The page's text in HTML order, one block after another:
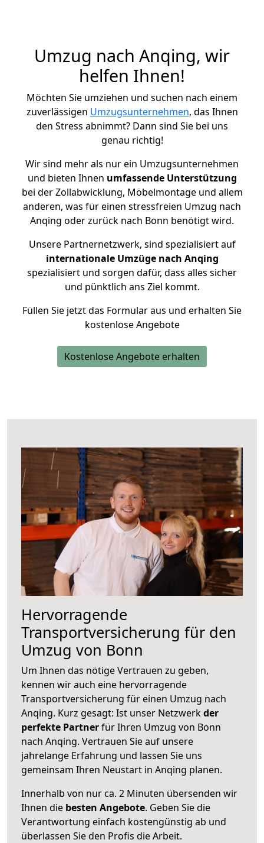
Umzug nach Anqing, wir
helfen Ihnen!
Möchten Sie umziehen und suchen nach einem
zuverlässigen Umzugsunternehmen, das Ihnen
den Stress abnimmt? Dann sind Sie bei uns
genau richtig!
Wir sind mehr als nur ein Umzugsunternehmen
und bieten Ihnen umfassende Unterstützung
bei der Zollabwicklung, Möbelmontage und allem
anderen, was für einen stressfreien Umzug nach
Anqing oder zurück nach Bonn benötigt wird.
Unsere Partnernetzwerk, sind spezialisiert auf
internationale Umzüge nach Anqing
spezialisiert und sorgen dafür, dass alles sicher
und pünktlich ans Ziel kommt.
Füllen Sie jetzt das Formular aus und erhalten Sie
kostenlose Angebote
Kostenlose Angebote erhalten
Hervorragende
Transportversicherung für den
Umzug von Bonn
Um Ihnen das nötige Vertrauen zu geben,
kennen wir auch eine hervorragende
Transportversicherung für einen Umzug nach
Anqing. Kurz gesagt: Ist unser Netzwerkder
perfekte Partnerfür Ihren Umzug von Bonn
nach Anqing. Vertrauen Sie auf unsere
jahrelange Erfahrung und lassen Sie uns
gemeinsam Ihren Neustart in Anqing planen.
Innerhalb von nur ca. 2 Minuten übersenden wir
Ihnen die besten Angebote. Geben Sie die
Verantwortung einfach kostengünstig ab und
überlassen Sie den Profis die Arbeit.